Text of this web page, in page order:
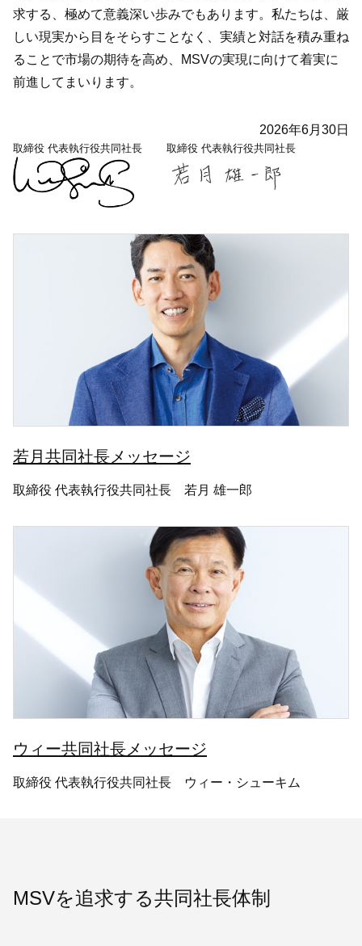
求する、極めて意義深い歩みでもあります。私たちは、厳
しい現実から目をそらすことなく、実績と対話を積み重ね
ることで市場の期待を高め、MSVの実現に向けて着実に
前進してまいります。
2026年6月30日
取締役 代表執行役共同社長
取締役 代表執行役共同社長
若月共同社長メッセージ
取締役 代表執行役共同社長 若月 雄一郎
ウィー共同社長メッセージ
取締役 代表執行役共同社長 ウィー・シューキム
MSVを追求する共同社長体制